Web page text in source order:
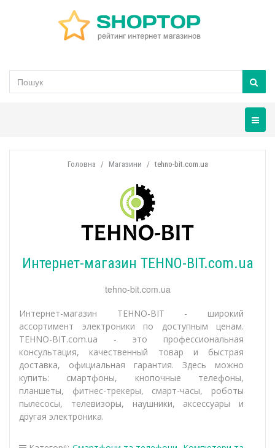
Головна Магазини tehno-bit.com.ua
Интернет-магазин TEHNO-BIT.com.ua
tehno-bit.com.ua
Интернет-магазин TEHNO-BIT - широкий
ассортимент электроники по доступным ценам.
TEHNO-BIT.com.ua - это профессиональная
консультация, качественный товар и быстрая
доставка, официальная гарантия. Здесь можно
купить: смартфоны, кнопочные телефоны,
планшеты, фитнес-трекеры, смарт-часы, роботы
пылесосы, телевизоры, наушники, аксессуары и
другая электроника.